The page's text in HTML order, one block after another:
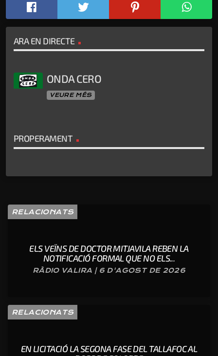
ARA EN DIRECTE
ONDA CERO
VEURE MÉS
PROPERAMENT
RELACIONATS
ELS VEÏNS DE DOCTOR MITJAVILA REBEN LA
NOTIFICACIÓ FORMAL QUE NO ELS...
RÀDIO VALIRA | 6 D'AGOST DE 2026
RELACIONATS
EN LICITACIÓ LA SEGONA FASE DEL TALLAFOC AL